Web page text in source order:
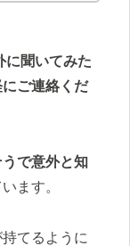
に聞いてみた
ご連絡くだ
で意外と知
ます。
てるように